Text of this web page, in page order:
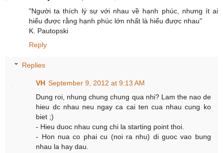
"Người ta thích lý sự với nhau về hạnh phúc, nhưng ít ai
hiểu được rằng hạnh phúc lớn nhất là hiểu được nhau"
K. Pautopski
Reply
Replies
VH September 9, 2012 at 9:13 AM
Dung roi, nhung chung chung qua nhi? Lam the nao de
hieu dc nhau neu ngay ca cai ten cua nhau cung ko
biet ;)
- Hieu duoc nhau cung chi la starting point thoi.
- Hon nua co phai cu (noi ra nhu) di guoc vao bung
nhau la hay dau.